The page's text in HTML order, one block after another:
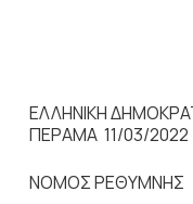
ΕΛΛΗΝΙΚΗ
ΠΕΡΑΜΑ 11/03/2022
ΝΟΜΟΣ ΡΕΘΥΜΝΗΣ